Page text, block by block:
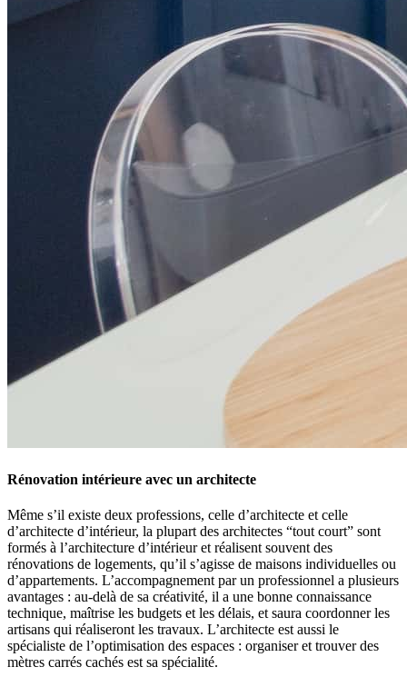
Rénovation intérieure avec un architecte
Même s’il existe deux professions, celle d’architecte et celle
d’architecte d’intérieur, la plupart des architectes “tout court” sont
formés à l’architecture d’intérieur et réalisent souvent des
rénovations de logements, qu’il s’agisse de maisons individuelles ou
d’appartements. L’accompagnement par un professionnel a plusieurs
avantages : au-delà de sa créativité, il a une bonne connaissance
technique, maîtrise les budgets et les délais, et saura coordonner les
artisans qui réaliseront les travaux. L’architecte est aussi le
spécialiste de l’optimisation des espaces : organiser et trouver des
mètres carrés cachés est sa spécialité.